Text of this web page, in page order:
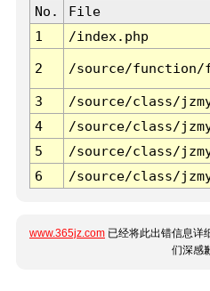
No. File
1
/index.php
2 /source/function/
3 /source/class/
4
/source/class/
5
/source/class/
6
/source/class/
www.365jz.com 已经将此出错信息详
们深感